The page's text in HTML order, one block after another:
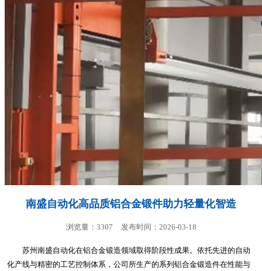
南盛自动化高品质铝合金锻件助力轻量化智造
浏览量：3307 发布时间：2026-03-18
苏州南盛自动化在铝合金锻造领域取得阶段性成果。依托先进的自动
化产线与精密的工艺控制体系，公司所生产的系列铝合金锻造件在性能与